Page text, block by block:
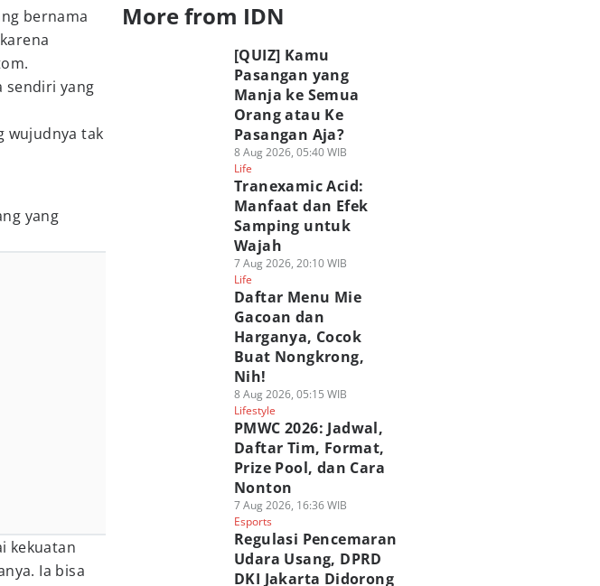
bernama
sendiri yang
wujudnya tak
yang
kekuatan
Ia bisa
More from IDN
[QUIZ] Kamu
Pasangan yang
Manja ke Semua
Orang atau Ke
Pasangan Aja?
8 Aug 2026, 05:40 WIB
Life
Tranexamic Acid:
Manfaat dan Efek
Samping untuk
Wajah
7 Aug 2026, 20:10 WIB
Life
Daftar Menu Mie
Gacoan dan
Harganya, Cocok
Buat Nongkrong,
Nih!
8 Aug 2026, 05:15 WIB
Lifestyle
PMWC 2026: Jadwal,
Daftar Tim, Format,
Prize Pool, dan Cara
Nonton
7 Aug 2026, 16:36 WIB
Esports
Regulasi Pencemaran
Udara Usang, DPRD
DKI Jakarta Didorong